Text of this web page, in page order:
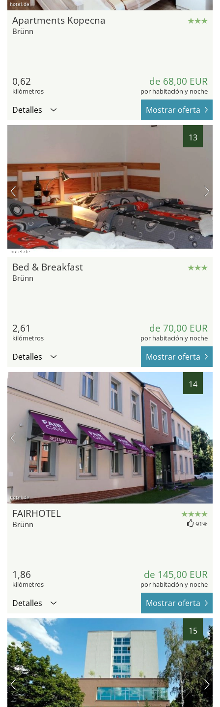
hotel.de
Apartments Kopecna
Brünn
0,62
kilómetros
de 68,00 EUR
por habitación y noche
Detalles Mostrar oferta
13
hotel.de
Bed & Breakfast
Brünn
2,61
kilómetros
de 70,00 EUR
por habitación y noche
Detalles Mostrar oferta
14
hotel.de
FAIRHOTEL
Brünn 91%
1,86
kilómetros
de 145,00 EUR
por habitación y noche
Detalles Mostrar oferta
15